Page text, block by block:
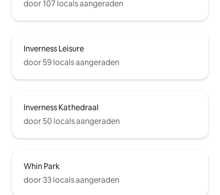
door 107 locals aangeraden
Inverness Leisure
door 59 locals aangeraden
Inverness Kathedraal
door 50 locals aangeraden
Whin Park
door 33 locals aangeraden